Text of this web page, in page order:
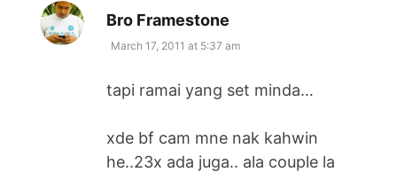
Bro Framestone
March 17, 2011 at 5:37 am
tapi ramai yang set minda…
xde bf cam mne nak kahwin
he..23x ada juga.. ala couple la